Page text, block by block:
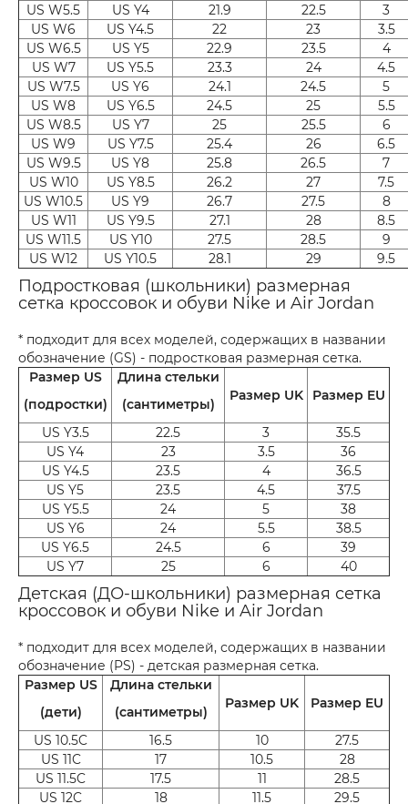
US W5.5
US Y4 21.9 22.5
3
US W6
US Y4.5 22 23
3.5
US W6.5
US Y5 22.9 23.5
4
US W7
US Y5.5 23.3 24
4.5
US W7.5
US Y6 24.1 24.5
5
US W8
US Y6.5 24.5 25
5.5
US W8.5
US Y7 25 25.5
6
US W9
US Y7.5 25.4 26
6.5
US W9.5
US Y8 25.8 26.5
7
US W10
US Y8.5 26.2 27
7.5
US W10.5
US Y9 26.7 27.5
8
US W11
US Y9.5 27.1 28
8.5
US W11.5
US Y10 27.5 28.5
9
US W12
US Y10.5 28.1 29 9.5
Подростковая (школьники) размерная
сетка кроссовок и обуви Nike и Air Jordan
* подходит для всех моделей, содержащих в названии
обозначение (GS) - подростковая размерная сетка.
Размер US
(подростки)
Длина стельки
(сантиметры)
Размер UK Размер EU
US Y3.5 22.5 3
35.5
US Y4
23 3.5
36
US Y4.5
23.5 4
36.5
US Y5
23.5 4.5
37.5
US Y5.5
24 5
38
US Y6
24 5.5
38.5
US Y6.5
24.5 6
39
US Y7
25 6 40
Детская (ДО-школьники) размерная сетка
кроссовок и обуви Nike и Air Jordan
* подходит для всех моделей, содержащих в названии
обозначение (PS) - детская размерная сетка.
Размер US
(дети)
Длина стельки
(сантиметры)
Размер UK Размер EU
US 10.5C 16.5 10
27.5
US 11C
17 10.5
28
US 11.5C
17.5 11
28.5
US 12C
18 11.5 29.5